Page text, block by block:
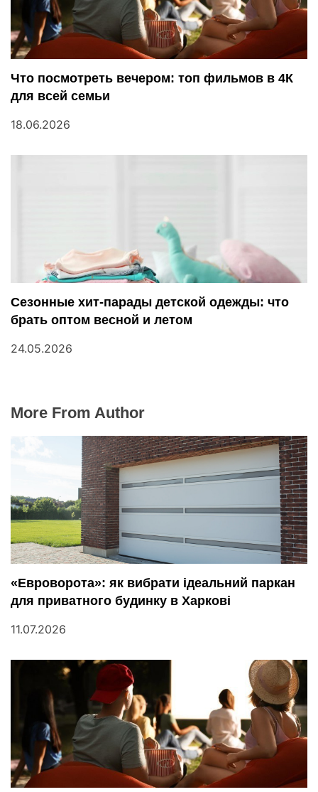
с
я
м
Что посмотреть вечером: топ фильмов в 4К
для всей семьи
18.06.2026
Сезонные хит-парады детской одежды: что
брать оптом весной и летом
24.05.2026
More From Author
«Евроворота»: як вибрати ідеальний паркан
для приватного будинку в Харкові
11.07.2026